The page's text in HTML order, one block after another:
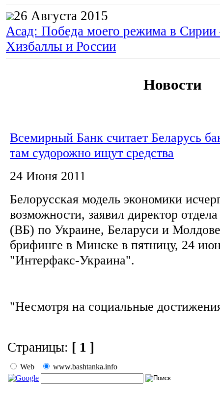
26 Августа 2015
Асад: Победа моего режима в
Хизбаллы и России
Новости
Всемирный Банк считает Беларусь
там судорожно ищут средства
24 Июня 2011
Белорусская модель экономики
возможности, заявил директор
(ВБ) по Украине, Беларуси и
брифинге в Минске в пятницу, 24
"Интерфакс-Украина".
"Несмотря на социальные
Страницы: [ 1 ]
Web www.bashtanka.info